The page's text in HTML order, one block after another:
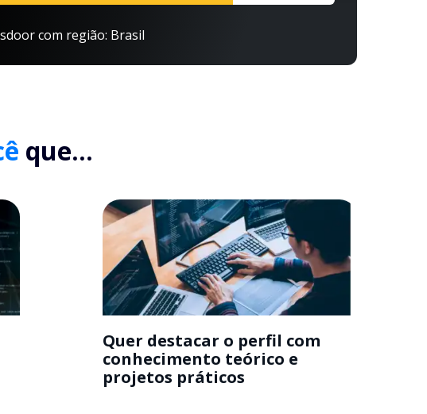
com região: Brasil
que...
Quer destacar o perfil com
conhecimento teórico e
projetos práticos